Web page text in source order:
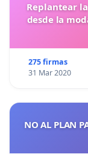
Replantear
desde la
275 firmas
31 Mar 2020
NO AL PLAN